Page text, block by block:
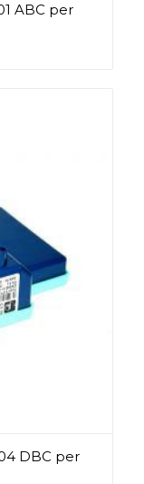
ABC per
DBC per